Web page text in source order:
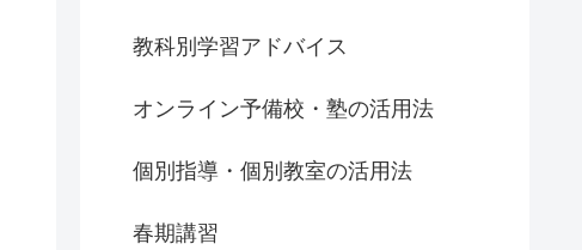
教科別学習アドバイス
オンライン予備校・塾の活用法
個別指導・個別教室の活用法
春期講習